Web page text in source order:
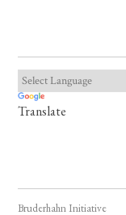
Translate
Bruderhahn Initiative